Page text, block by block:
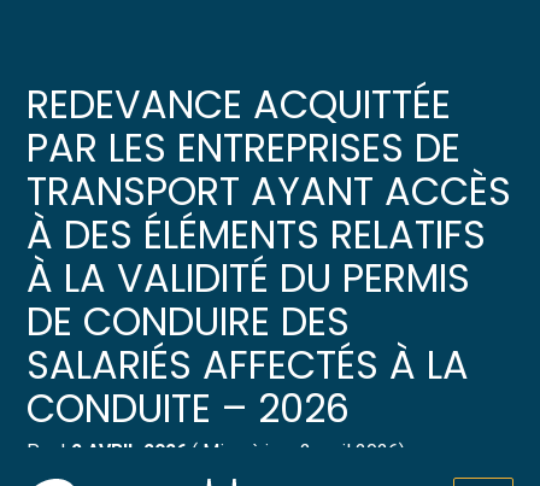
Gérer votre quotidien
Piloter votre entreprise
Développer votre entreprise
Construire votre patrimoine
Structurer votre croissance
Être prêt pour la facturation
électronique
Suivre votre comptabilité
Gérer vos ressources humaines
Dématérialiser vos documents
REDEVANCE ACQUITTÉE
PAR LES ENTREPRISES DE
TRANSPORT AYANT ACCÈS
À DES ÉLÉMENTS RELATIFS
À LA VALIDITÉ DU PERMIS
DE CONDUIRE DES
SALARIÉS AFFECTÉS À LA
CONDUITE – 2026
Par | 2 AVRIL 2026 ( Mise à jour 2 avril 2026)